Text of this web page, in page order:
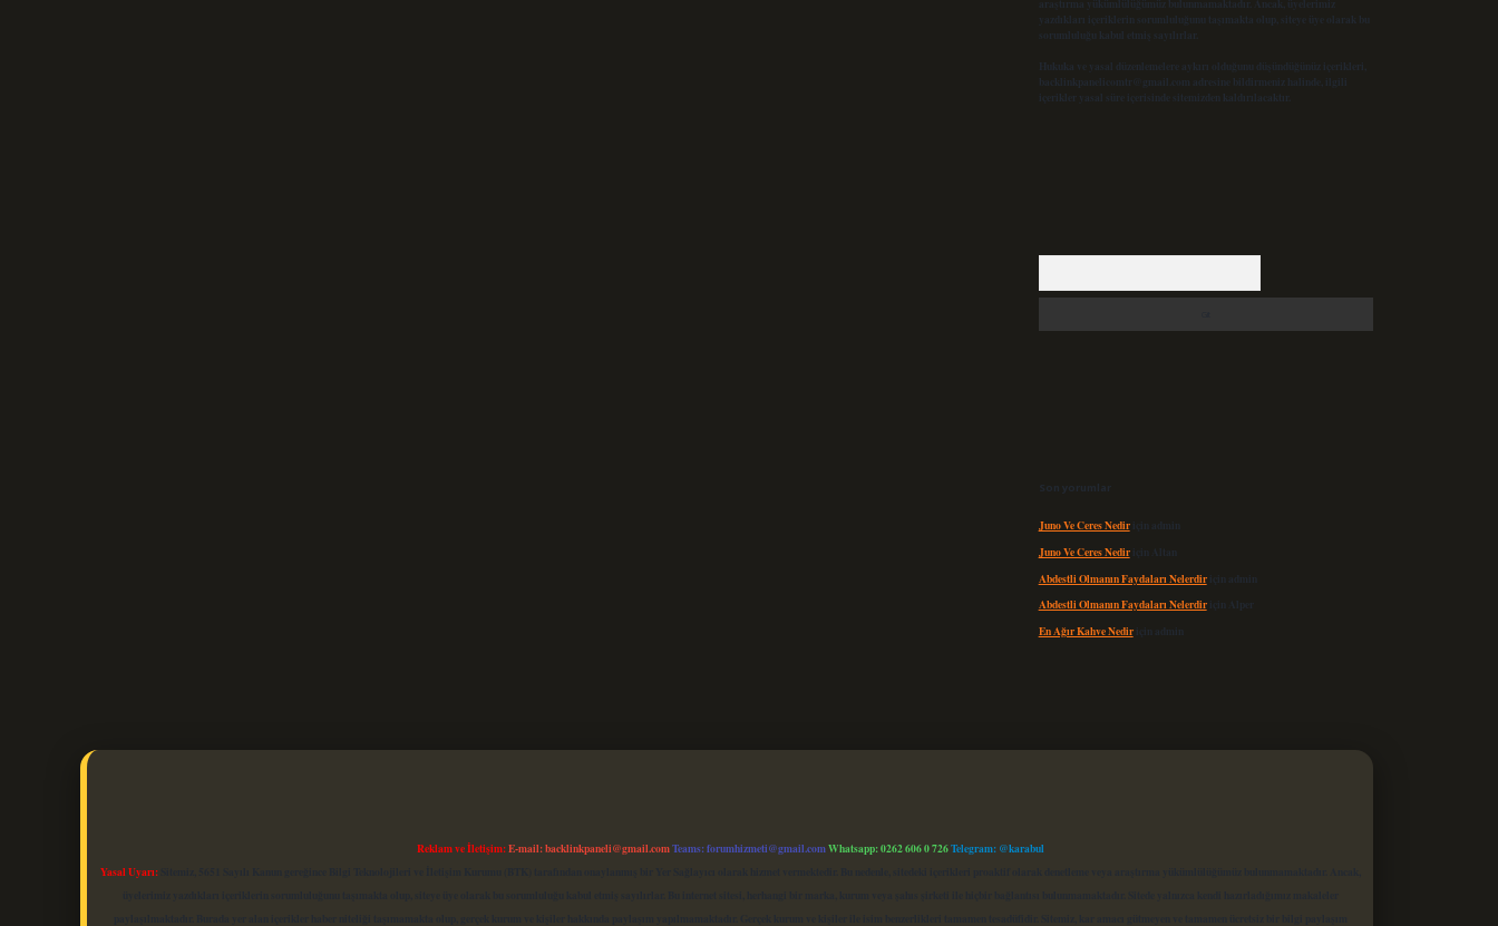
araştırma yükümlülüğümüz bulunmamaktadır. Ancak, üyelerimiz
yazdıkları içeriklerin sorumluluğunu taşımakta olup, siteye üye olarak bu
sorumluluğu kabul etmiş sayılırlar.
Hukuka ve yasal düzenlemelere aykırı olduğunu düşündüğünüz içerikleri,
backlinkpanelicomtr@gmail.com adresine bildirmeniz halinde, ilgili
içerikler yasal süre içerisinde sitemizden kaldırılacaktır.
Son yorumlar
Juno Ve Ceres Nediriçin admin
Juno Ve Ceres Nediriçin Altan
Abdestli Olmanın Faydaları Nelerdiriçin admin
Abdestli Olmanın Faydaları Nelerdiriçin Alper
En Ağır Kahve Nediriçin admin
Reklam ve İletişim:E-mail:backlinkpaneli@gmail.comTeams:forumhizmeti@gmail.comWhatsapp: 0262 606 0 726Telegram: @karabul
Yasal Uyarı:Sitemiz, 5651 Sayılı Kanun gereğince Bilgi Teknolojileri ve İletişim Kurumu (BTK) tarafından onaylanmış bir Yer Sağlayıcı olarak hizmet vermektedir. Bu nedenle, sitedeki içerikleri proaktif olarak denetleme veya araştırma yükümlülüğümüz bulunmamaktadır. Ancak,